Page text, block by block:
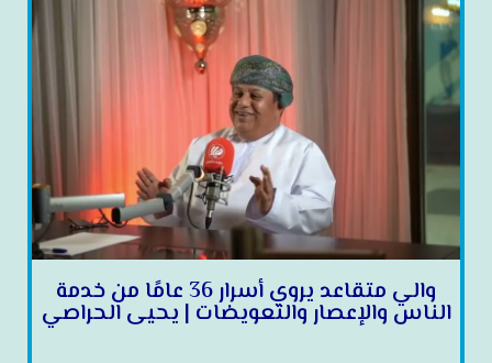
والي متقاعد يروي أسرار 36 عامًا من خدمة
الناس والإعصار والتعويضات | يحيى الحراصي